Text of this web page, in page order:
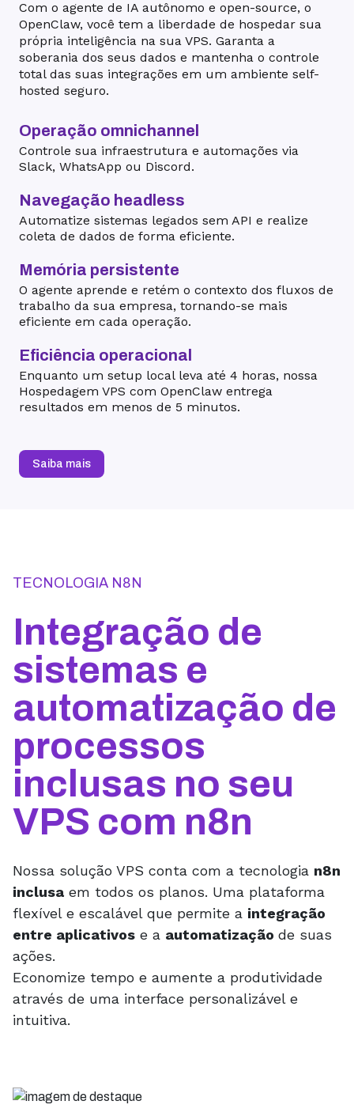
Com o agente de IA autônomo e open-source, o
OpenClaw, você tem a liberdade de hospedar sua
própria inteligência na sua VPS. Garanta a
soberania dos seus dados e mantenha o controle
total das suas integrações em um ambiente self-
hosted seguro.
Operação omnichannel
Controle sua infraestrutura e automações via
Slack, WhatsApp ou Discord.
Navegação headless
Automatize sistemas legados sem API e realize
coleta de dados de forma eficiente.
Memória persistente
O agente aprende e retém o contexto dos fluxos de
trabalho da sua empresa, tornando-se mais
eficiente em cada operação.
Eficiência operacional
Enquanto um setup local leva até 4 horas, nossa
Hospedagem VPS com OpenClaw entrega
resultados em menos de 5 minutos.
Saiba mais
TECNOLOGIA N8N
Integração de
sistemas e
automatização de
processos
inclusas no seu
VPS com n8n
Nossa solução VPS conta com a tecnologia n8n
inclusa em todos os planos. Uma plataforma
flexível e escalável que permite a integração
entre aplicativos e a automatização de suas
ações.
Economize tempo e aumente a produtividade
através de uma interface personalizável e
intuitiva.